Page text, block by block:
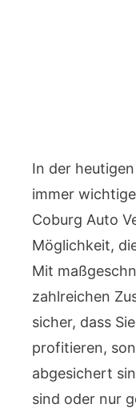
In der
immer
Coburg Auto
Möglichkeit,
Mit
zahlreichen
sicher, dass
profitieren,
abgesichert
sind oder nur